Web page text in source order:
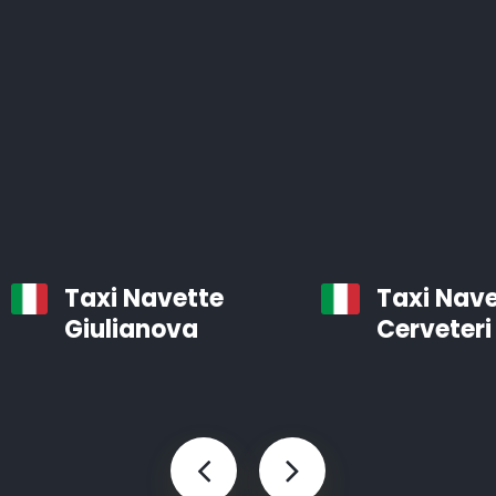
Infos pratiques à savoir sur les navettes d’aéroport
Nous proposons différents types de voitures bien
Taxi Navette
Giulianova
Taxi
Cerveteri